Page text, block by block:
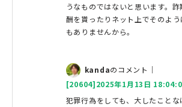
うなものではないと思います。
酬を貰ったりネット上でそのよ
もありませんから。
kandaのコメント｜
[20604]2025年1月13日
犯罪行為をしても、大したこと